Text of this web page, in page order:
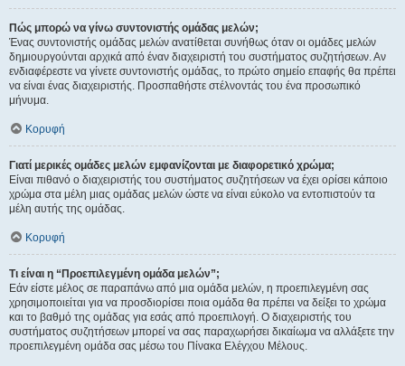
Πώς μπορώ να γίνω συντονιστής ομάδας μελών;
Ένας συντονιστής ομάδας μελών ανατίθεται συνήθως όταν οι ομάδες μελών
δημιουργούνται αρχικά από έναν διαχειριστή του συστήματος συζητήσεων. Αν
ενδιαφέρεστε να γίνετε συντονιστής ομάδας, το πρώτο σημείο επαφής θα πρέπει
να είναι ένας διαχειριστής. Προσπαθήστε στέλνοντάς του ένα προσωπικό
μήνυμα.
Κορυφή
Γιατί μερικές ομάδες μελών εμφανίζονται με διαφορετικό χρώμα;
Είναι πιθανό ο διαχειριστής του συστήματος συζητήσεων να έχει ορίσει κάποιο
χρώμα στα μέλη μιας ομάδας μελών ώστε να είναι εύκολο να εντοπιστούν τα
μέλη αυτής της ομάδας.
Κορυφή
Τι είναι η “Προεπιλεγμένη ομάδα μελών”;
Εάν είστε μέλος σε παραπάνω από μια ομάδα μελών, η προεπιλεγμένη σας
χρησιμοποιείται για να προσδιορίσει ποια ομάδα θα πρέπει να δείξει το χρώμα
και το βαθμό της ομάδας για εσάς από προεπιλογή. Ο διαχειριστής του
συστήματος συζητήσεων μπορεί να σας παραχωρήσει δικαίωμα να αλλάξετε την
προεπιλεγμένη ομάδα σας μέσω του Πίνακα Ελέγχου Μέλους.